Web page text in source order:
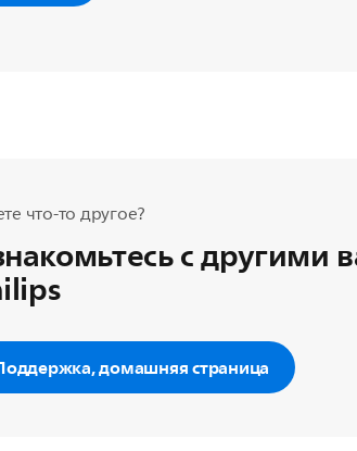
что-то другое?
с другими
домашняя страница